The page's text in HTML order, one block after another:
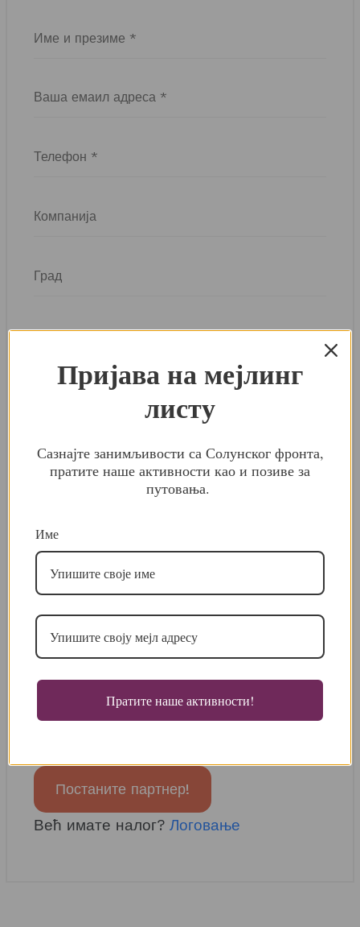
Ваша напомена
Већ имате налог? Логовање
Пријава на мејлинг
листу
Сазнајте занимљивости са Солунског фронта,
пратите наше активности као и позиве за
путовања.
Име
Пратите наше активности!